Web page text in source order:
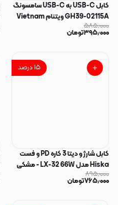
کابل USB-C به USB-C سامسونگ
GH39-02115A ویتنام Vietnam
۵۸۵٫۰۰۰
۳۹۵٫۰۰۰تومان
۱۵درصد
کابل شارژ و دیتا 3 کاره PD و فست
Hiska مدل LX-32 66W - مشکی
کد 140429
۸۹۵٫۰۰۰
۷۶۵٫۰۰۰تومان